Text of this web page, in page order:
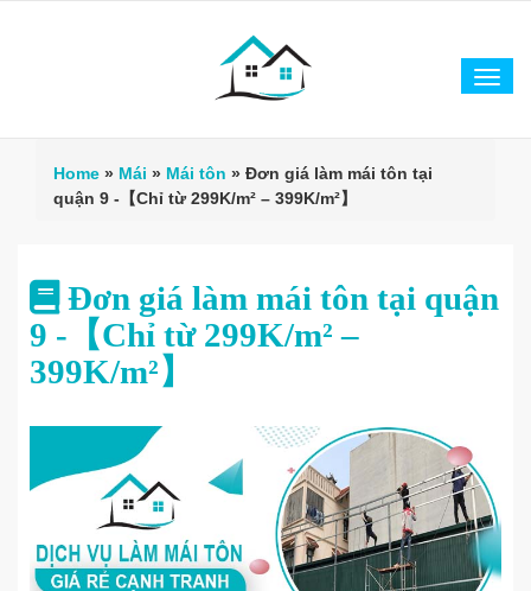
Home » Mái » Mái tôn » Đơn giá làm mái tôn tại
quận 9 -【Chỉ từ 299K/m² – 399K/m²】
Đơn giá làm mái tôn tại quận
9 -【Chỉ từ 299K/m² –
399K/m²】